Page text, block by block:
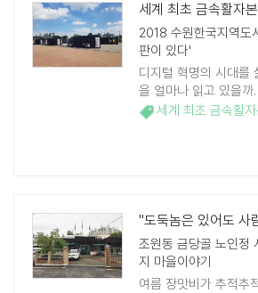
2018 수원한국지역도
판이 있다'
디지털 혁명의 시대를
을 얼마나 읽고 있을
트폰을 들여다보면서
마트폰을 이용해 얻
항상 휴대하고 다녀
세계 최초 금속활자
조원동 금당골 노인정
지 마을이야기
여름 장맛비가 추적추